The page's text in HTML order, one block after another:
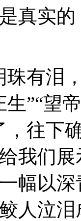
真实
珠有泪
”“望
，往下
我们
幅以
人泣